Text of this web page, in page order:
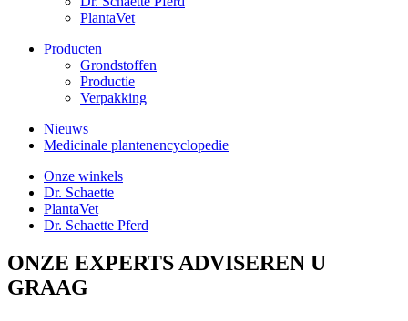
PlantaVet
Producten
Grondstoffen
Productie
Verpakking
Nieuws
Medicinale plantenencyclopedie
Onze winkels
Dr. Schaette
PlantaVet
Dr. Schaette Pferd
ONZE EXPERTS ADVISEREN U
GRAAG